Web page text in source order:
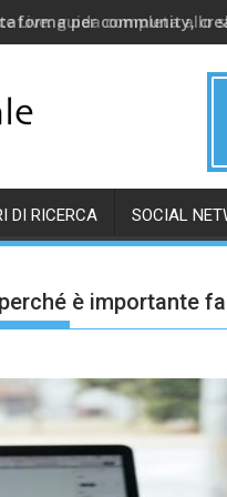
per community,
DI RICERCA SOCIAL
è importante